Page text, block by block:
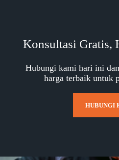
Konsultasi Gratis,
Hubungi kami hari ini
harga terbaik untuk
HUBUNGI